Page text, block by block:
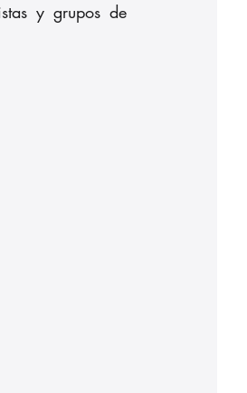
y grupos de